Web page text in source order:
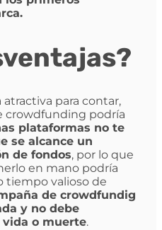
para contar,
crowdfunding podría
plataformas no te
se alcance un
de fondos, por lo que
en mano podría
tiempo valioso de
de crowdfundig
y no debe
o muerte.